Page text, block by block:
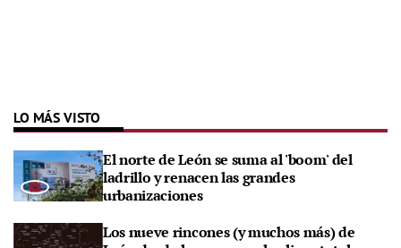
LO MÁS VISTO
El norte de León se suma al 'boom' del
ladrillo y renacen las grandes
urbanizaciones
Los nueve rincones (y muchos más) de